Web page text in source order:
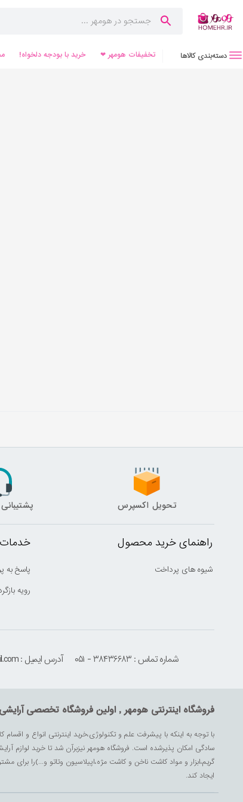
دسته‌بندی کالاها تخفیفات هومهر ❤ خرید با بودجه دلخواه!
تحویل اکسپرس پشتیبانی ۲۴ ساعته
راهنمای خرید محصول
شیوه های پرداخت
پاسخ به
رویه
شماره تماس : ۳۸۴۳۶۶۸۳ - ۰۵۱ آدرس ایمیل : houmehrmsd@gmail.com
فروشگاه اینترنتی هومهر , اولین فروشگاه تخصصی
با توجه به اینکه با پیشرفت علم و تکنولوژی،خرید اینترنتی انواع و اقسام
سادگی امکان پذیرشده است. فروشگاه هومهر نیزبرآن شد تا خرید لوازم
گریم،ابزار و مواد کاشت ناخن و کاشت مژه،اپیلاسیون وتاتو و...)را برای
ایجاد کند.